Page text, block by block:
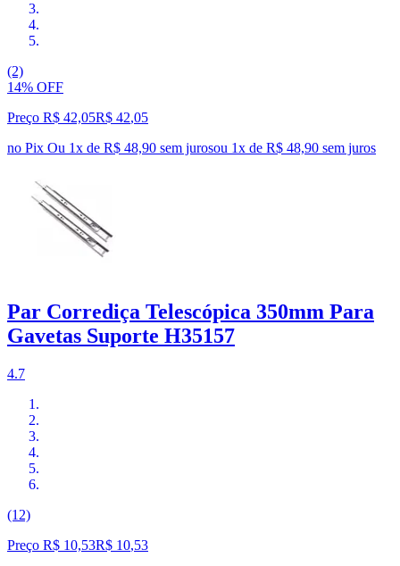
(2)
14% OFF
Preço R$ 42,05R$ 42,05
no Pix Ou 1x de R$ 48,90 sem jurosou 1x de R$ 48,90 sem juros
Par Corrediça Telescópica 350mm Para
Gavetas Suporte H35157
4.7
(12)
Preço R$ 10,53R$ 10,53